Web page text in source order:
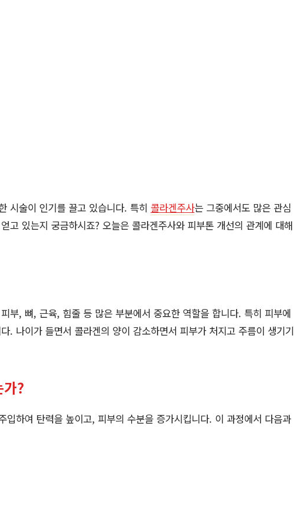
시술이 인기를 끌고 있습니다. 특히 콜라겐주사는 그중에서도 많은 관심
고 있는지 궁금하시죠? 오늘은 콜라겐주사와 피부톤 개선의 관계에 대해
부, 뼈, 근육, 힘줄 등 많은 부분에서 중요한 역할을 합니다. 특히 피부에
. 나이가 들면서 콜라겐의 양이 감소하면서 피부가 처지고 주름이 생기기
?
입하여 탄력을 높이고, 피부의 수분을 증가시킵니다. 이 과정에서 다음과